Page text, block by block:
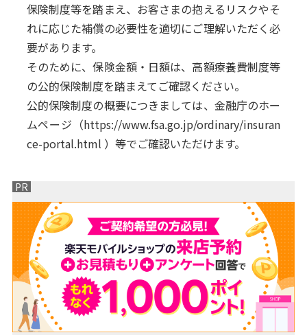
保険制度等を踏まえ、お客さまの抱えるリスクやそ
れに応じた補償の必要性を適切にご理解いただく必
要があります。
そのために、保険金額・日額は、高額療養費制度等
の公的保険制度を踏まえてご確認ください。
公的保険制度の概要につきましては、金融庁のホー
ムページ（https://www.fsa.go.jp/ordinary/insuran
ce-portal.html ）等でご確認いただけます。
PR